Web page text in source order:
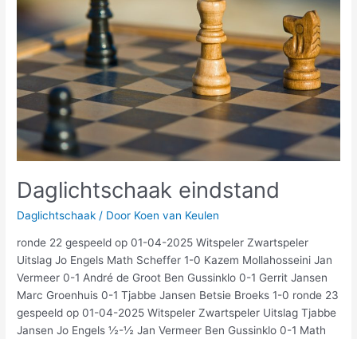
Daglichtschaak eindstand
Daglichtschaak / Door Koen van Keulen
ronde 22 gespeeld op 01-04-2025 Witspeler Zwartspeler
Uitslag Jo Engels Math Scheffer 1-0 Kazem Mollahosseini Jan
Vermeer 0-1 André de Groot Ben Gussinklo 0-1 Gerrit Jansen
Marc Groenhuis 0-1 Tjabbe Jansen Betsie Broeks 1-0 ronde 23
gespeeld op 01-04-2025 Witspeler Zwartspeler Uitslag Tjabbe
Jansen Jo Engels ½-½ Jan Vermeer Ben Gussinklo 0-1 Math